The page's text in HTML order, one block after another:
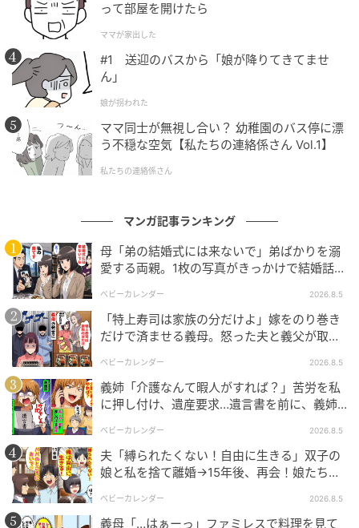
ベビーカレンダー
ベビーカレンダー
って部屋を開けたら
ママが家出した
#1 送迎のバスから「娘が降りてきてませ
ん」
娘が拐われた
ママ同士が無視し合い？ 幼稚園のバス停に漂
う不穏な空気【私たちの連絡係さん Vol.1】
私たちの連絡係さん
マンガ記事ランキング
母「弟の結婚式には来ないで」弟ばかりを溺
愛する両親。1枚の写真がきっかけで結婚話が
ベビーカレンダー 2026.8.5
「特上寿司は家族の分だけよ」嫁をのり巻き
だけで済ませる義母。怒った夫と義父が取っ
ベビーカレンダー 2026.8.5
義姉「介護なんて暇人がすれば？」苦労を私
に押し付け、遺産要求…遺言書を前に、義姉
ベビーカレンダー 2026.8.5
夫「縛られたくない！自由に生きる」双子の
娘と私を捨て離婚→15年後、再会！娘たち
ベビーカレンダー 2026.8.5
義母「…はぁーっ」ファミレスで料理を見て